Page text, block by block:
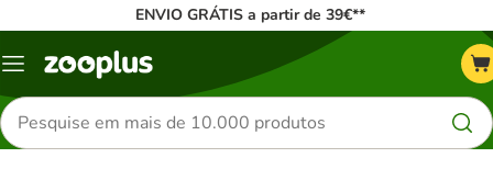
ENVIO GRÁTIS a partir de 39€**
Menu
Pesquisar
produtos